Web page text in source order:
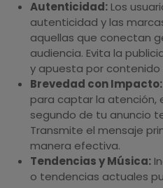
Autenticidad:Los
autenticidad y las
aquellas que conectan
audiencia. Evita la
y apuesta por
Brevedad con Impacto:
para captar la atención,
segundo de tu anuncio
Transmite el mensaje
manera efectiva.
Tendencias y Música:
o tendencias actuales